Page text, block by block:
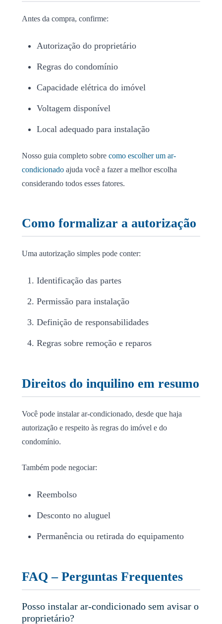
Antes da compra, confirme:
Autorização do proprietário
Regras do condomínio
Capacidade elétrica do imóvel
Voltagem disponível
Local adequado para instalação
Nosso guia completo sobre como escolher um ar-
condicionado ajuda você a fazer a melhor escolha
considerando todos esses fatores.
Como formalizar a autorização
Uma autorização simples pode conter:
Identificação das partes
Permissão para instalação
Definição de responsabilidades
Regras sobre remoção e reparos
Direitos do inquilino em resumo
Você pode instalar ar-condicionado, desde que haja
autorização e respeito às regras do imóvel e do
condomínio.
Também pode negociar:
Reembolso
Desconto no aluguel
Permanência ou retirada do equipamento
FAQ – Perguntas Frequentes
Posso instalar ar-condicionado sem avisar o
proprietário?